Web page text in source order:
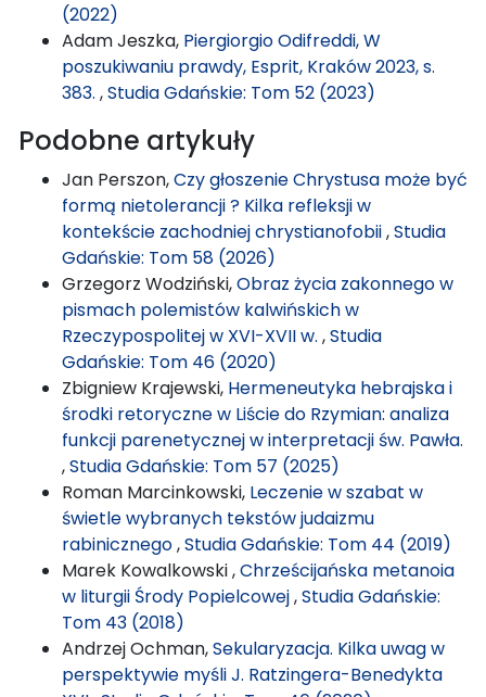
(2022)
Adam Jeszka, Piergiorgio Odifreddi, W
poszukiwaniu prawdy, Esprit, Kraków 2023, s.
383. ,Studia Gdańskie: Tom 52 (2023)
Podobne artykuły
Jan Perszon,Czy głoszenie Chrystusa może być
formą nietolerancji ? Kilka refleksji w
kontekście zachodniej chrystianofobii,Studia
Gdańskie: Tom 58 (2026)
Grzegorz Wodziński,Obraz życia zakonnego w
pismach polemistów kalwińskich w
Rzeczypospolitej w XVI-XVII w. ,Studia
Gdańskie: Tom 46 (2020)
Zbigniew Krajewski, Hermeneutyka hebrajska i
środki retoryczne w Liście do Rzymian: analiza
funkcji parenetycznej w interpretacji św. Pawła.
,Studia Gdańskie: Tom 57 (2025)
Roman Marcinkowski, Leczenie w szabat w
świetle wybranych tekstów judaizmu
rabinicznego,Studia Gdańskie: Tom 44 (2019)
Marek Kowalkowski ,Chrześcijańska metanoia
w liturgii Środy Popielcowej,Studia Gdańskie:
Tom 43 (2018)
Andrzej Ochman,Sekularyzacja. Kilka uwag w
perspektywie myśli J. Ratzingera-Benedykta